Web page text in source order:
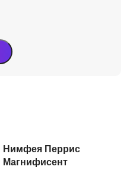
Нимфея Перрис
Магнифисент